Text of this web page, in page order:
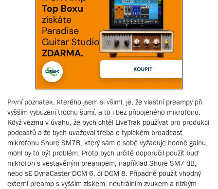
První poznatek, kterého jsem si všiml, je, že vlastní preampy při
vyšším vybuzení trochu šumí, a to i bez připojeného mikrofonu.
Když vezmu v úvahu, že bych chtěl LiveTrak používat pro produkci
podcastů a že bych uvažoval třeba o typickém broadcast
mikrofonu Shure SM7B, který sám o sobě vyžaduje hodně gainu,
mohl by to být problém. Proto bych určitě doporučil použít buď
mikrofon s vestavěným preampem, například Shure SM7 dB,
nebo sE DynaCaster DCM 6, či DCM 8. Případně použít vhodný
externí preamp s vyšším ziskem, neutrálním zvukem a nízkým